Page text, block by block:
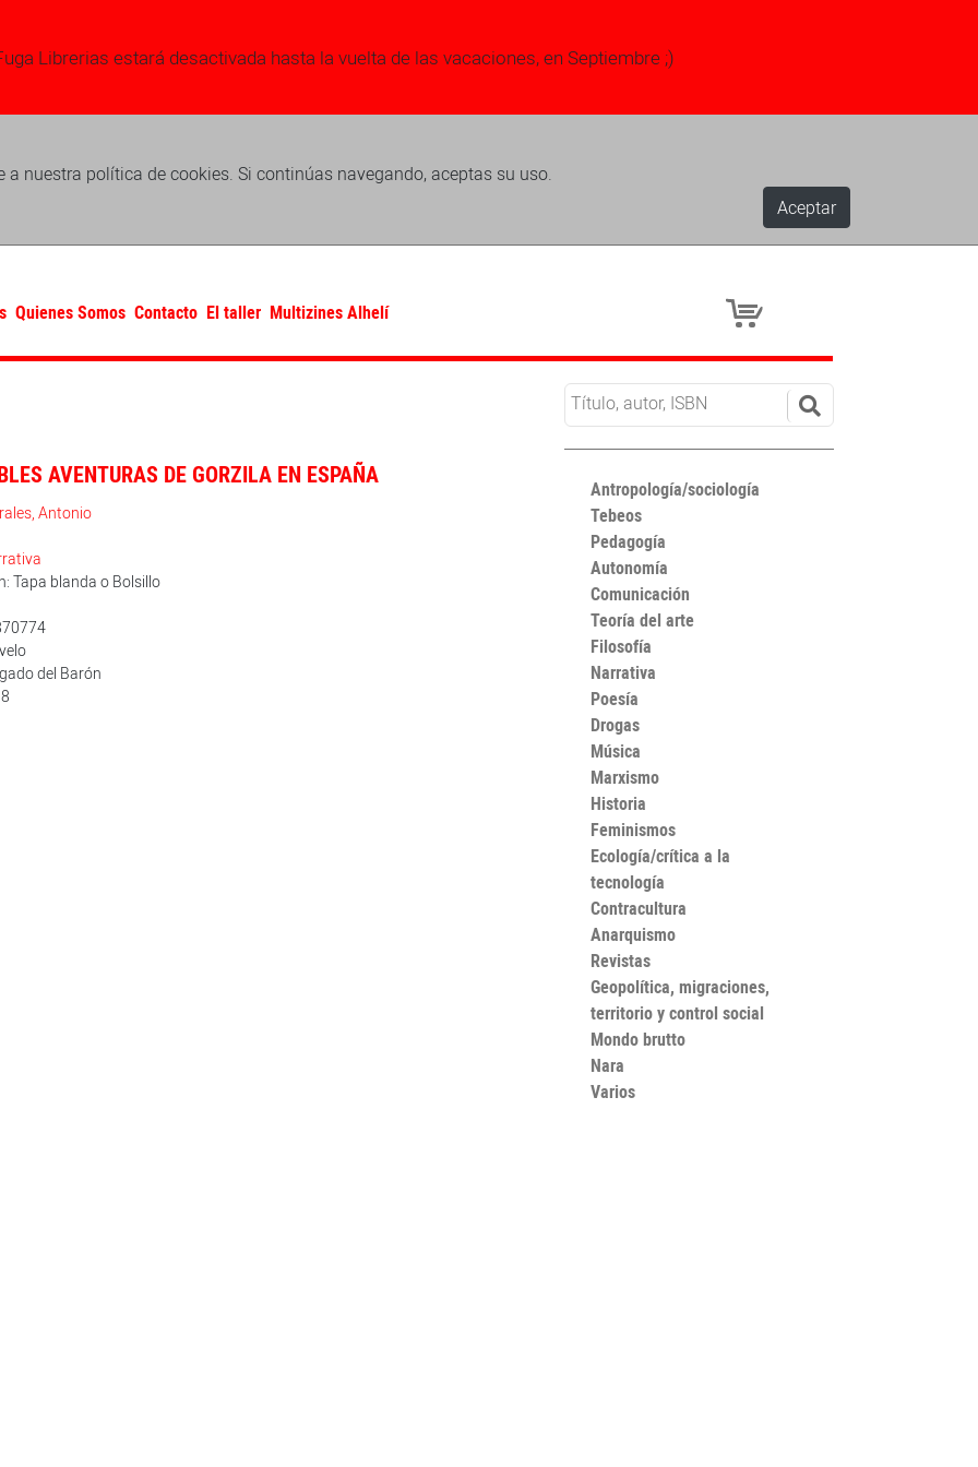
Librerias estará desactivada hasta la vuelta de las vacaciones, en Septiembre ;)
nuestra política de cookies. Si continúas navegando, aceptas su uso.
Aceptar
Quienes Somos Contacto El taller Multizines Alhelí
AVENTURAS DE GORZILA EN ESPAÑA
Antonio
Tapa blanda o Bolsillo
del Barón
Antropología/sociología
Tebeos
Pedagogía
Autonomía
Comunicación
Teoría del arte
Filosofía
Narrativa
Poesía
Drogas
Música
Marxismo
Historia
Feminismos
Ecología/crítica a la
tecnología
Contracultura
Anarquismo
Revistas
Geopolítica, migraciones,
territorio y control social
Mondo brutto
Nara
Varios